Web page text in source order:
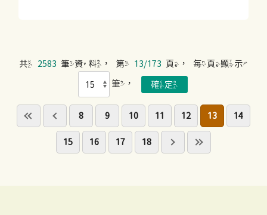
共 2583 筆資料，第 13/173 頁，每頁顯示
筆，
8 9 10 11 12 13 14
15 16 17 18